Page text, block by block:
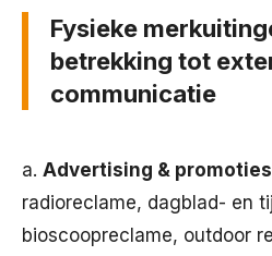
Fysieke
betrekking tot
communicatie
a. Advertising & promoties
radioreclame, dagblad- en
bioscoopreclame, outdoor